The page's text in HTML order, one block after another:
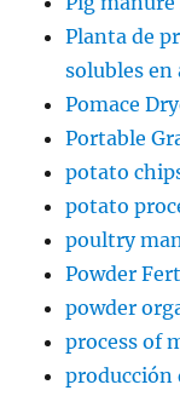
Planta de
solubles en
Pomace
Portable
potato
potato
poultry
Powder
powder
process of
producción